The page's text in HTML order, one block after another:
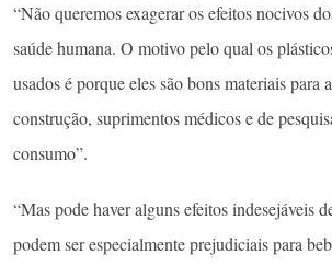
“Não queremos exagerar os efeitos nocivos
saúde humana. O motivo pelo qual os
usados ​​é porque eles são bons materiais para
construção, suprimentos médicos e de
consumo”.
“Mas pode haver alguns efeitos indesejáveis
podem ser especialmente prejudiciais para